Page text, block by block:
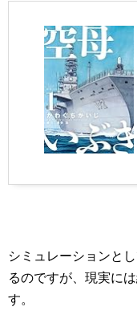
シミュレーションと
るのですが、現実に
す。